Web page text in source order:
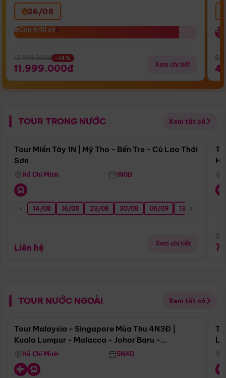
26/08
Còn 9/10 chỗ
Còn 9/10 chỗ
13.999.000đ -14%
11.999.000đ Xem chi tiết
TOUR TRONG NƯỚC Xem tất cả
Điểm nổi bật
Tour Miền Tây 1N | Mỹ Tho - Bến Tre - Cù Lao Thới
Sơn
Hồ Chí Minh 1N0Đ
14/08 16/08 23/08 30/08 06/09 13/09
Liên hệ Xem chi tiết
TOUR NƯỚC NGOÀI Xem tất cả
Điểm nổi bật
Tour Malaysia - Singapore Mùa Thu 4N3Đ |
Kuala Lumpur - Malacca - Johor Baru -
Singapore
Hồ Chí Minh 5N4Đ